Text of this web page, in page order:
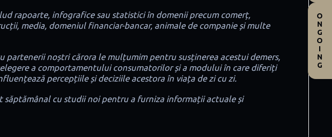
rapoarte, infografice sau statistici în domenii precum comerț,
media, domeniul financiar-bancar, animale de companie și multe
noștri cărora le mulțumim pentru susținerea acestui demers,
a comportamentului consumatorilor și a modului în care diferiți
percepțiile și deciziile acestora în viața de zi cu zi.
cu studii noi pentru a furniza informații actuale și
ONGOING